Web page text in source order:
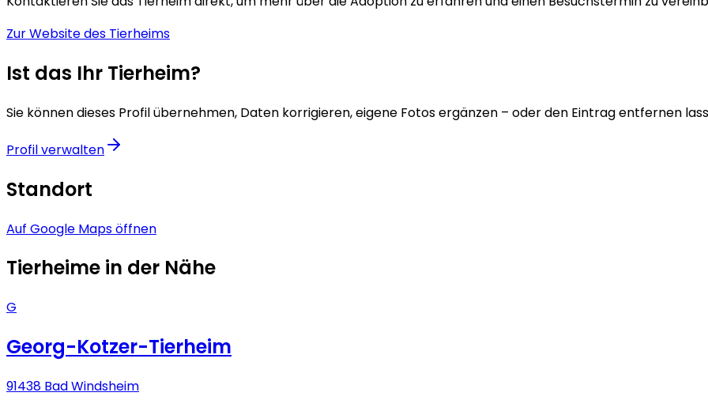
Zur Website des Tierheims
Ist das Ihr Tierheim?
Sie können dieses Profil übernehmen, Daten korrigieren, eigene Fotos ergänzen – oder den Eintrag entfernen
Profil verwalten
Standort
Auf Google Maps öffnen
Tierheime in der Nähe
G
Georg-Kotzer-Tierheim
91438 Bad Windsheim